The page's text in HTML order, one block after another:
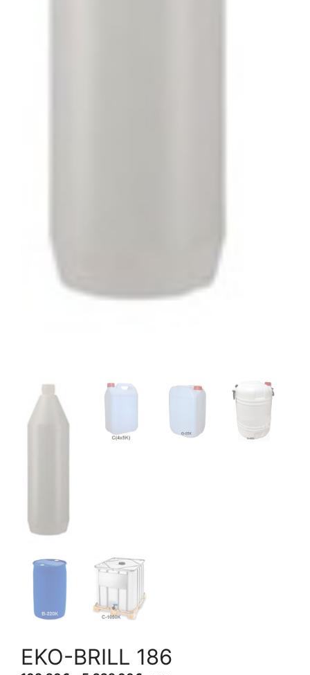
EKO-BRILL 186